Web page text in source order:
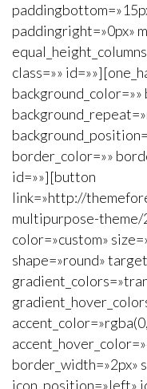
paddingright=»0px»
class=»»
background_color=»»
border_color=»»
id=»»][button
link=»http://
multipurpose-theme/
color=»custom»
shape=»round»
border_width=»2px»
icon_position=»left»